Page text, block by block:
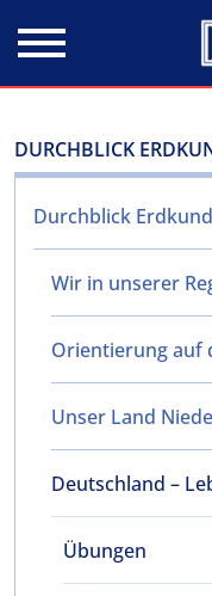
DURCHBLICK
Durchblick
Wir in unserer
Orientierung auf
Unser Land
Deutschland –
Übungen